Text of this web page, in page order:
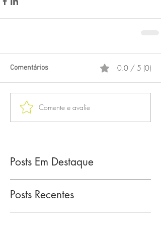
Comentários 0.0 / 5 (0)
Comente e avalie
Posts Em Destaque
Posts Recentes